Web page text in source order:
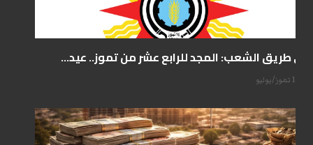
على طريق الشعب: المجد للرابع عشر من تموز.. عيد...
14 تموز/يوليو